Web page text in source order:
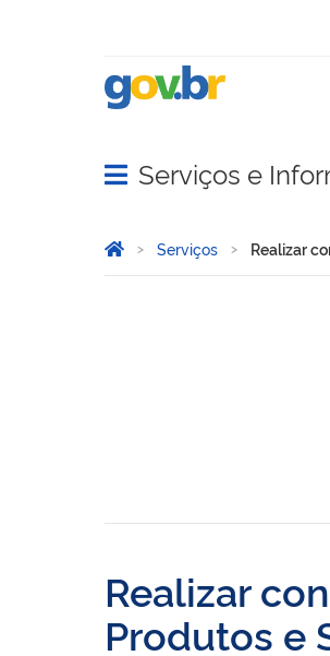
Abrir menu principal de
Serviços e
Você está aqui:
Página Inicial
Serviços Realizar
Realizar
Produtos e